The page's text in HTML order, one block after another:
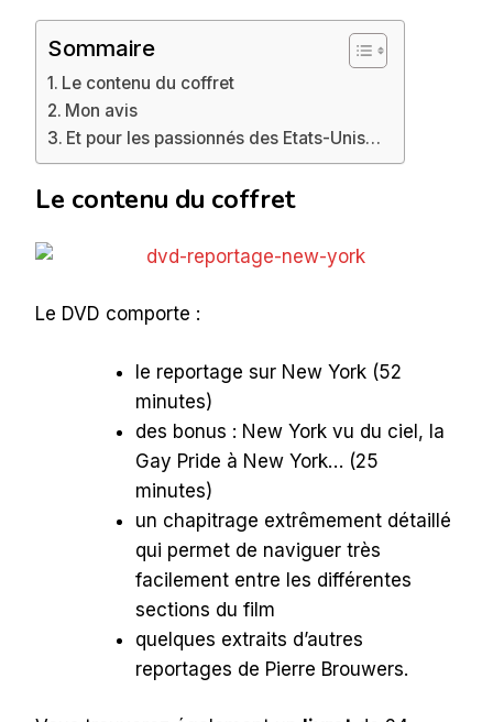
Sommaire
Le contenu du coffret
Mon avis
Et pour les passionnés des Etats-Unis…
Le contenu du coffret
Le DVD comporte :
le reportage sur New York (52
minutes)
des bonus : New York vu du ciel, la
Gay Pride à New York… (25
minutes)
un chapitrage extrêmement détaillé
qui permet de naviguer très
facilement entre les différentes
sections du film
quelques extraits d’autres
reportages de Pierre Brouwers.